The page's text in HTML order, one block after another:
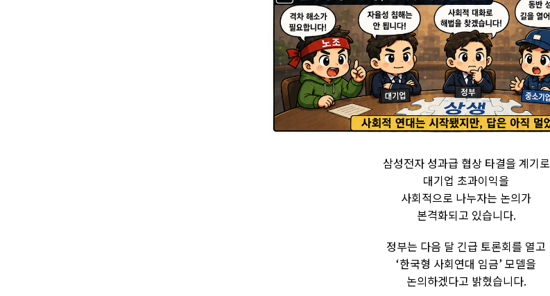
삼성전자 성과급 협상 타결을 계기로
대기업 초과이익을
사회적으로 나누자는 논의가
본격화되고 있습니다.
정부는 다음 달 긴급 토론회를 열고
‘한국형 사회연대 임금’ 모델을
논의하겠다고 밝혔습니다.